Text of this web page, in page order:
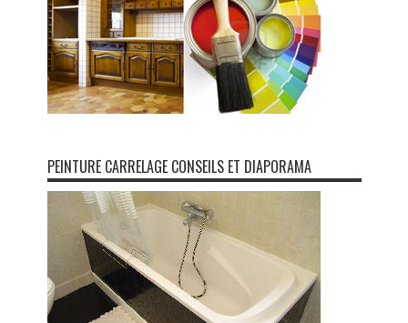
PEINTURE CARRELAGE CONSEILS ET DIAPORAMA